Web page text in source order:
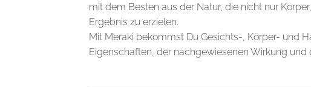
mit dem Besten aus der Natur, die nicht nur
Ergebnis zu erzielen.
Mit Meraki bekommst Du Gesichts-, Körper- und
Eigenschaften, der nachgewiesenen Wirkung